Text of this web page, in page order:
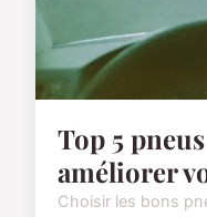
Top 5
améliorer
Choisir les bons